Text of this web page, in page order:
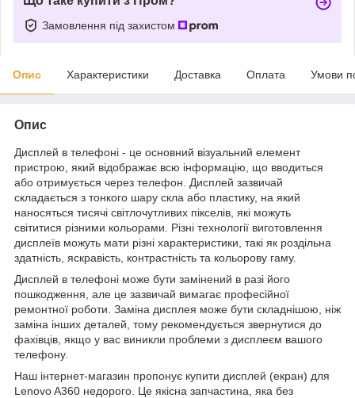
Замовлення під захистом
Опис Характеристики Доставка Оплата Умови
Опис
Дисплей в телефоні - це основний візуальний елемент
пристрою, який відображає всю інформацію, що вводиться
або отримується через телефон. Дисплей зазвичай
складається з тонкого шару скла або пластику, на який
наносяться тисячі світлочутливих пікселів, які можуть
світитися різними кольорами. Різні технології виготовлення
дисплеїв можуть мати різні характеристики, такі як роздільна
здатність, яскравість, контрастність та кольорову гаму.
Дисплей в телефоні може бути замінений в разі його
пошкодження, але це зазвичай вимагає професійної
ремонтної роботи. Заміна дисплея може бути складнішою, ніж
заміна інших деталей, тому рекомендується звернутися до
фахівців, якщо у вас виникли проблеми з дисплеєм вашого
телефону.
Наш інтернет-магазин пропонує купити дисплей (екран) для
Lenovo A360 недорого. Це якісна запчастина, яка без